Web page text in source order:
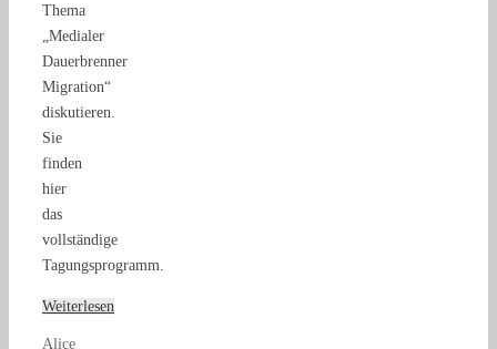
Thema
„Medialer
Dauerbrenner
Migration“
diskutieren.
Sie
finden
hier
das
vollständige
Tagungsprogramm.
Weiterlesen
Alice